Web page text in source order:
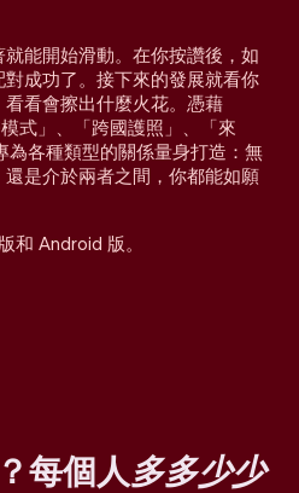
能開始滑動。在你按讚後，如
成功了。接下來的發展就看你
看會擦出什麼火花。憑藉
式」、「跨國護照」、「來
為各種類型的關係量身打造：無
是介於兩者之間，你都能如願
和 Android 版。
每個人多多少少